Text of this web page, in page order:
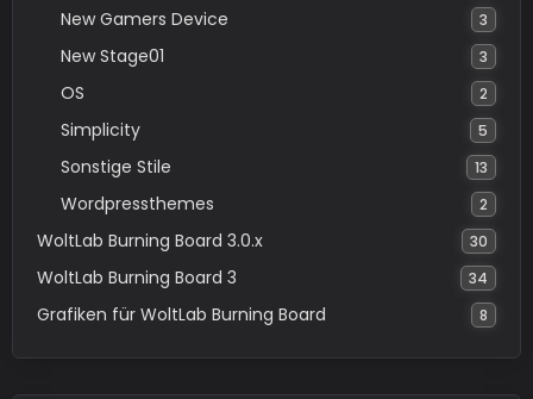
New Gamers Device 3
New Stage01 3
OS 2
Simplicity 5
Sonstige Stile 13
Wordpressthemes 2
WoltLab Burning Board 3.0.x 30
WoltLab Burning Board 3 34
Grafiken für WoltLab Burning Board 8